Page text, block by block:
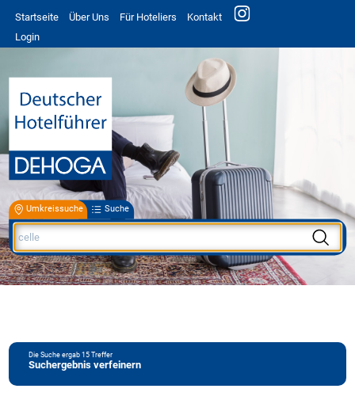
Startseite Über Uns Für Hoteliers
Kontakt
Login
Umkreissuche Suche
Die Suche ergab15Treffer
Suchergebnis verfeinern